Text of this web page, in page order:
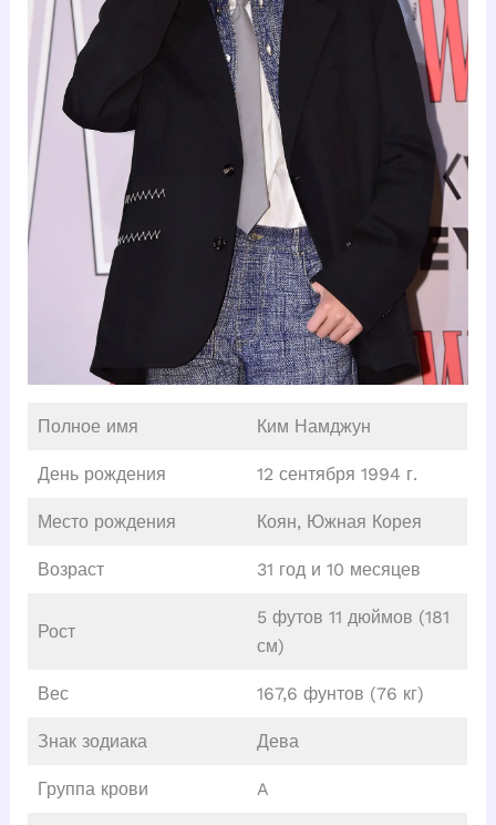
Полное имя Ким Намджун
День рождения 12 сентября 1994 г.
Место рождения Коян, Южная Корея
Возраст 31 год и 10 месяцев
Рост
5 футов 11 дюймов (181
см)
Вес 167,6 фунтов (76 кг)
Знак зодиака Дева
Группа крови A